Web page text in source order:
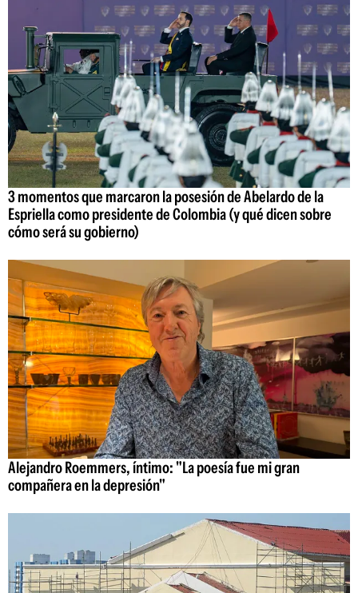
3 momentos que marcaron la posesión de Abelardo de la
Espriella como presidente de Colombia (y qué dicen sobre
cómo será su gobierno)
Alejandro Roemmers, íntimo: "La poesía fue mi gran
compañera en la depresión"